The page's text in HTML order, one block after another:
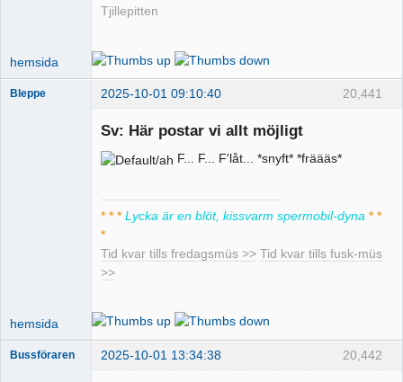
Tjillepitten
hemsida
20,441
Bleppe 2025-10-01 09:10:40
Sv: Här postar vi allt möjligt
F... F... F'låt... *snyft* *fräääs*
* * * Lycka är en blöt, kissvarm spermobil-dyna * *
*
Tid kvar tills fredagsmüs >> Tid kvar tills fusk-müs
>>
hemsida
20,442
Bussföraren 2025-10-01 13:34:38